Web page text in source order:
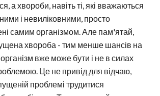
а хвороби, навіть ті, які вважаються
і невиліковними, просто
самим організмом. Але пам'ятай,
хвороба - тим менше шансів на
вже може бути і не в силах
Це не привід для відчаю,
проблемі трудитися